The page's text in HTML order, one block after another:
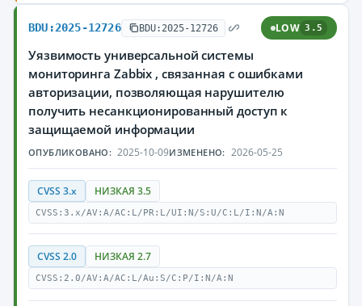
BDU:2025-12726 BDU:2025-12726 LOW 3.5
Уязвимость универсальной системы
мониторинга Zabbix , связанная с ошибками
авторизации, позволяющая нарушителю
получить несанкционированный доступ к
защищаемой информации
ОПУБЛИКОВАНО: 2025-10-09ИЗМЕНЕНО: 2026-05-25
CVSS 3.x НИЗКАЯ 3.5
CVSS:3.x/AV:A/AC:L/PR:L/UI:N/S:U/C:L/I:N/A:N
CVSS 2.0 НИЗКАЯ 2.7
CVSS:2.0/AV:A/AC:L/Au:S/C:P/I:N/A:N